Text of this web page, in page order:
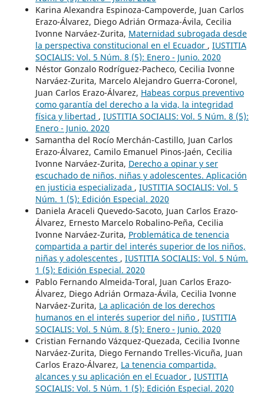
Karina Alexandra Espinoza-Campoverde, Juan Carlos
Erazo-Álvarez, Diego Adrián Ormaza-Ávila, Cecilia
Ivonne Narváez-Zurita, Maternidad subrogada desde
la perspectiva constitucional en el Ecuador , IUSTITIA
SOCIALIS: Vol. 5 Núm. 8 (5): Enero - Junio. 2020
Néstor Gonzalo Rodríguez-Pacheco, Cecilia Ivonne
Narváez-Zurita, Marcelo Alejandro Guerra-Coronel,
Juan Carlos Erazo-Álvarez, Habeas corpus preventivo
como garantía del derecho a la vida, la integridad
física y libertad , IUSTITIA SOCIALIS: Vol. 5 Núm. 8 (5):
Enero - Junio. 2020
Samantha del Rocío Merchán-Castillo, Juan Carlos
Erazo-Álvarez, Camilo Emanuel Pinos-Jaén, Cecilia
Ivonne Narváez-Zurita, Derecho a opinar y ser
escuchado de niños, niñas y adolescentes. Aplicación
en justicia especializada , IUSTITIA SOCIALIS: Vol. 5
Núm. 1 (5): Edición Especial. 2020
Daniela Araceli Quevedo-Sacoto, Juan Carlos Erazo-
Álvarez, Ernesto Marcelo Robalino-Peña, Cecilia
Ivonne Narváez-Zurita, Problemática de tenencia
compartida a partir del interés superior de los niños,
niñas y adolescentes , IUSTITIA SOCIALIS: Vol. 5 Núm.
1 (5): Edición Especial. 2020
Pablo Fernando Almeida-Toral, Juan Carlos Erazo-
Álvarez, Diego Adrián Ormaza-Ávila, Cecilia Ivonne
Narváez-Zurita, La aplicación de los derechos
humanos en el interés superior del niño , IUSTITIA
SOCIALIS: Vol. 5 Núm. 8 (5): Enero - Junio. 2020
Cristian Fernando Vázquez-Quezada, Cecilia Ivonne
Narváez-Zurita, Diego Fernando Trelles-Vicuña, Juan
Carlos Erazo-Álvarez, La tenencia compartida,
alcances y su aplicación en el Ecuador , IUSTITIA
SOCIALIS: Vol. 5 Núm. 1 (5): Edición Especial. 2020